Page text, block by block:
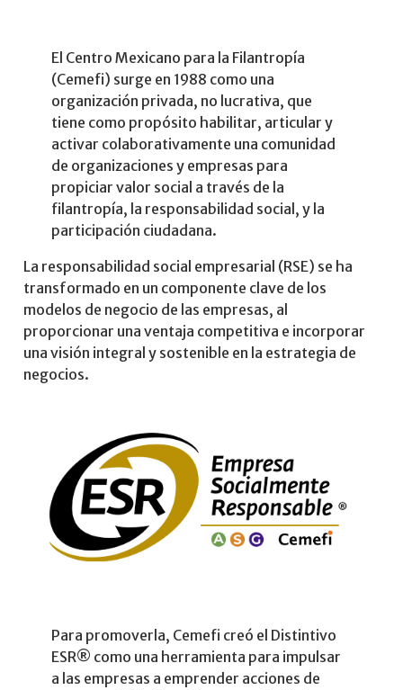
El Centro Mexicano para la Filantropía
(Cemefi) surge en 1988 como una
organización privada, no lucrativa, que
tiene como propósito habilitar, articular y
activar colaborativamente una comunidad
de organizaciones y empresas para
propiciar valor social a través de la
filantropía, la responsabilidad social, y la
participación ciudadana.
La responsabilidad social empresarial (RSE) se ha
transformado en un componente clave de los
modelos de negocio de las empresas, al
proporcionar una ventaja competitiva e incorporar
una visión integral y sostenible en la estrategia de
negocios.
Para promoverla, Cemefi creó el Distintivo
ESR® como una herramienta para impulsar
a las empresas a emprender acciones de